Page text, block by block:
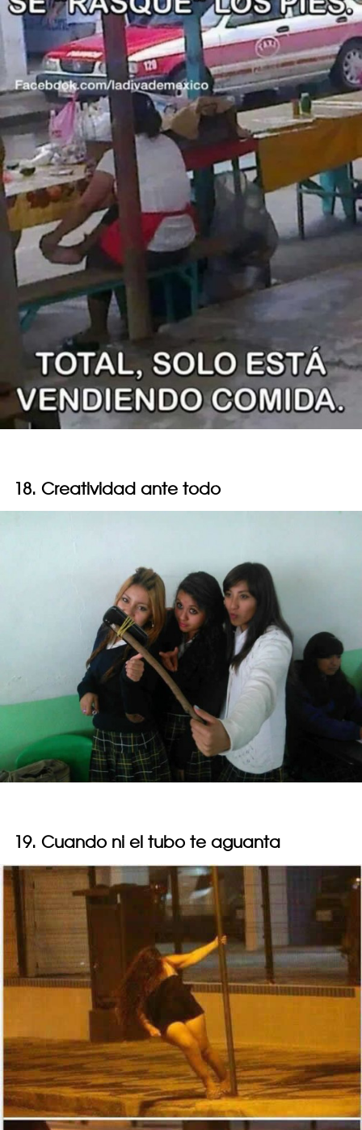
18. Creatividad ante todo
19. Cuando ni el tubo te aguanta